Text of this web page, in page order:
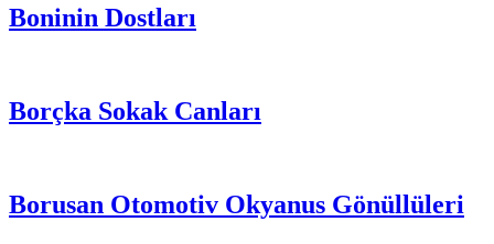
Boninin Dostları
Borçka Sokak Canları
Borusan Otomotiv Okyanus Gönüllüleri